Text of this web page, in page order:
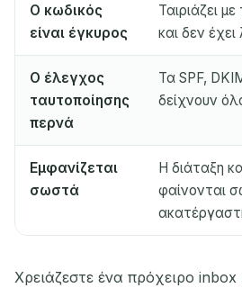
Ο κωδικός
είναι έγκυρος
Ταιριάζει
και δεν έχει
Ο έλεγχος
ταυτοποίησης
περνά
Τα SPF,
δείχνουν
Εμφανίζεται
σωστά
Η διάταξη
φαίνονται
Χρειάζεστε ένα πρόχειρο inbox